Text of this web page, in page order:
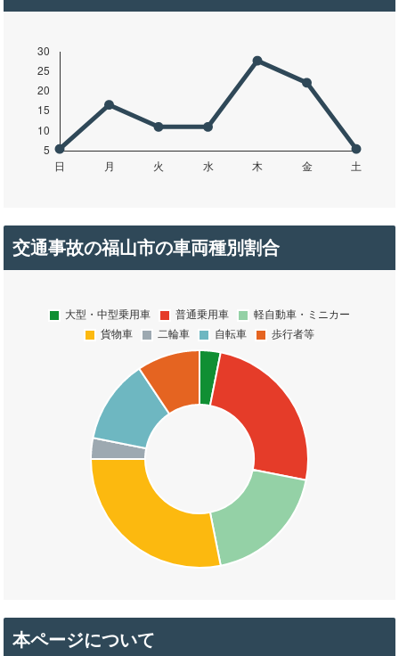
交通事故の福山市の車両種別割合
本ページについて